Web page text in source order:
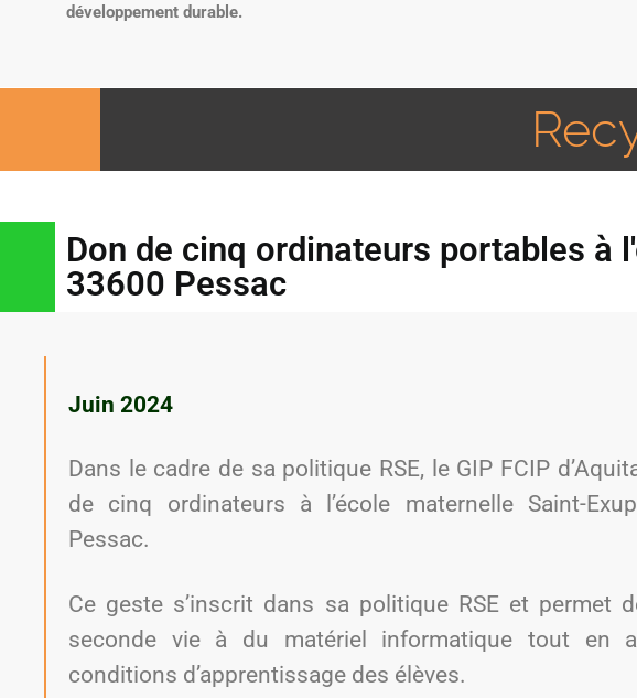
développement durable.
Don de cinq ordinateurs portables à
33600 Pessac
Juin 2024
Dans le cadre de sa politique RSE, le GIP FCIP
de cinq ordinateurs à l’école maternelle Saint-
Pessac.
Ce geste s’inscrit dans sa politique RSE et permet
seconde vie à du matériel informatique tout en
conditions d’apprentissage des élèves.